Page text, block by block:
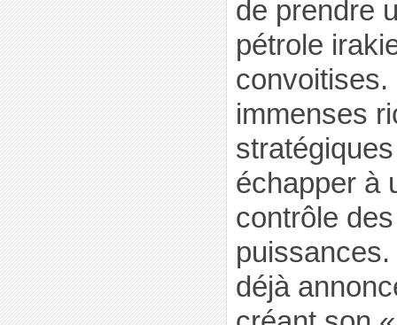
de prendre
pétrole
immenses
échapper à
contrôle
déjà